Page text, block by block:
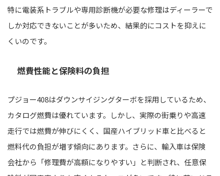
特に電装系トラブルや専用診断機が必要な修理はディーラーで
しか対応できないことが多いため、結果的にコストを抑えに
くいのです。
燃費性能と保険料の負担
プジョー408はダウンサイジングターボを採用しているため、
カタログ燃費は優れています。しかし、実際の街乗りや高速
走行では燃費が伸びにくく、国産ハイブリッド車と比べると
燃料代の負担が増す傾向にあります。さらに、輸入車は保険
会社から「修理費が高額になりやすい」と判断され、任意保